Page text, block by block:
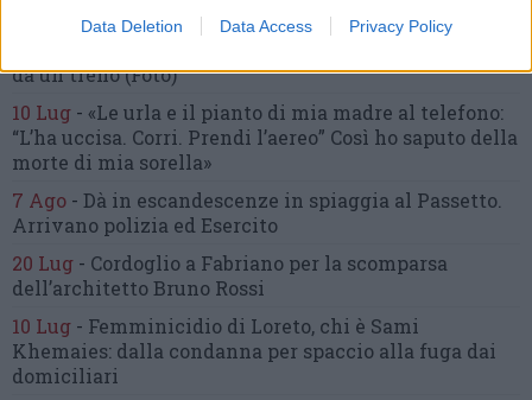
Data Deletion Data Access Privacy Policy
da un treno(Foto)
10 Lug - «Le urla e il pianto di mia madre al telefono:
“L’ha uccisa. Corri. Prendi l’aereo” Così ho saputo della
morte di mia sorella»
7 Ago - Dà in escandescenze in spiaggia al Passetto.
Arrivano polizia ed Esercito
20 Lug - Cordoglio a Fabriano per la scomparsa
dell’architetto Bruno Rossi
10 Lug - Femminicidio di Loreto, chi è Sami
Khemaies: dalla condanna per spaccio alla fuga dai
domiciliari